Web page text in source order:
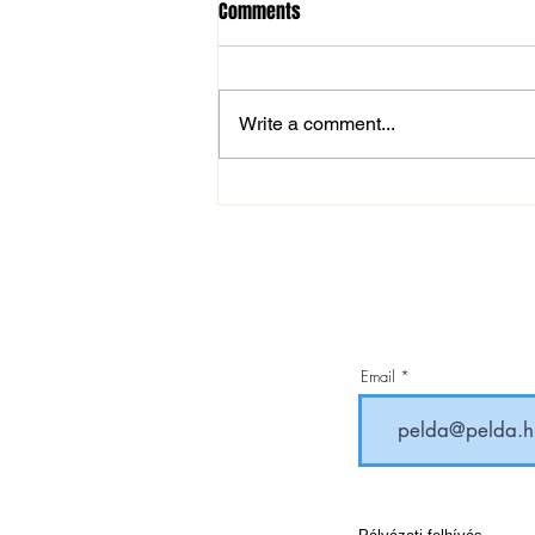
Éremdús nyári hétvége
Comments
Write a comment...
Email